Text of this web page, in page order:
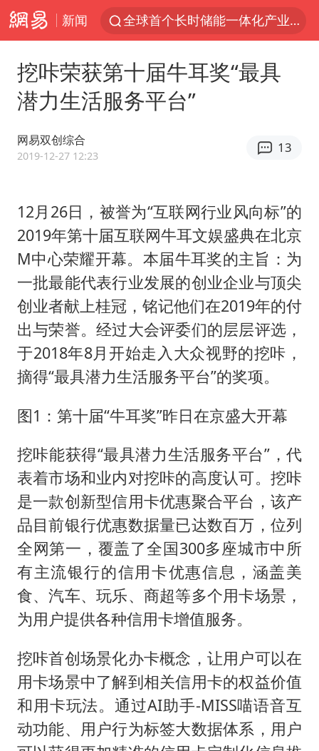
新闻
全球首个长时储能一体化产业园量产
“秋天的第一杯奶茶”6岁了
中巨芯：上半年归母净利润1405.77万元
国乒男单横滨冠军赛全军覆没
U17国足三连胜晋级明日之星半决赛
胡彦斌获《歌手2026》歌王
胜宏科技：股票交易异常波动
美股存储板块集体大跌
胡彦斌韩磊 谁帮谁
夯实基础开新局
挖咔荣获第十届牛耳奖“最具
潜力生活服务平台”
网易双创综合
2019-12-27 12:23
13
12月26日，被誉为“互联网行业风向标”的
2019年第十届互联网牛耳文娱盛典在北京
M中心荣耀开幕。本届牛耳奖的主旨：为
一批最能代表行业发展的创业企业与顶尖
创业者献上桂冠，铭记他们在2019年的付
出与荣誉。经过大会评委们的层层评选，
于2018年8月开始走入大众视野的挖咔，
摘得“最具潜力生活服务平台”的奖项。
图1：第十届“牛耳奖”昨日在京盛大开幕
挖咔能获得“最具潜力生活服务平台”，代
表着市场和业内对挖咔的高度认可。挖咔
是一款创新型信用卡优惠聚合平台，该产
品目前银行优惠数据量已达数百万，位列
全网第一，覆盖了全国300多座城市中所
有主流银行的信用卡优惠信息，涵盖美
食、汽车、玩乐、商超等多个用卡场景，
为用户提供各种信用卡增值服务。
挖咔首创场景化办卡概念，让用户可以在
用卡场景中了解到相关信用卡的权益价值
和用卡玩法。通过AI助手-MISS喵语音互
动功能、用户行为标签大数据体系，用户